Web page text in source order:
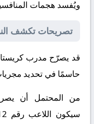
ويُفسد هجمات
تصريحات تكشف
قد يصرّح مدرب
حاسمًا في تحديد
من المحتمل أن